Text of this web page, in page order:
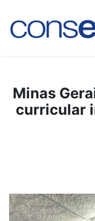
Minas
curricular